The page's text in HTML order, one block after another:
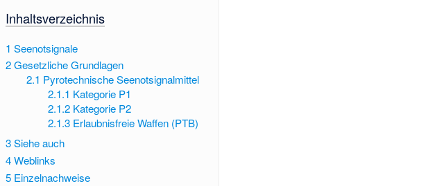
Inhaltsverzeichnis
1 Seenotsignale
2Gesetzliche Grundlagen
2.1 Pyrotechnische Seenotsignalmittel
2.1.1 Kategorie P1
2.1.2 Kategorie P2
2.1.3 Erlaubnisfreie Waffen (PTB)
3Siehe auch
4Weblinks
5 Einzelnachweise